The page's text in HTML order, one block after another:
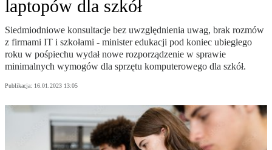
laptopów dla szkół
Siedmiodniowe konsultacje bez uwzględnienia uwag, brak rozmów
z firmami IT i szkołami - minister edukacji pod koniec ubiegłego
roku w pośpiechu wydał nowe rozporządzenie w sprawie
minimalnych wymogów dla sprzętu komputerowego dla szkół.
Publikacja: 16.01.2023 13:05